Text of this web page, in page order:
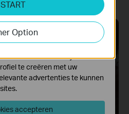
App voor
apparaatbeveiliging
START
Option
te volgen en zo de
aan te passen en te
op onze website worden
waar wij mee
te creëren met uw
advertenties te kunnen
accepteren